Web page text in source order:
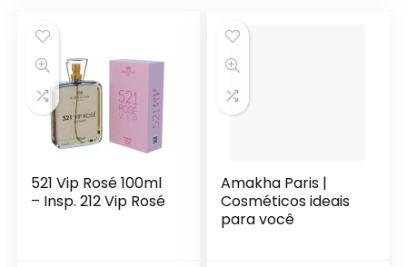
521 Vip Rosé 100ml
– Insp. 212 Vip Rosé
Amakha Paris |
Cosméticos ideais
para você